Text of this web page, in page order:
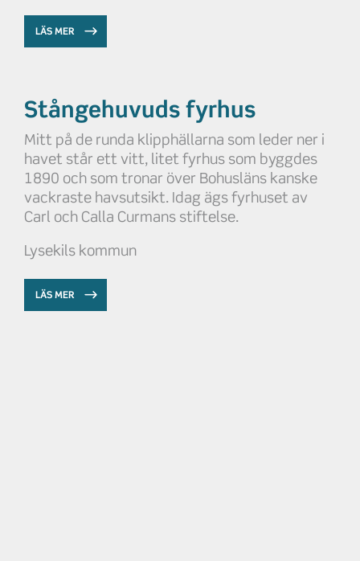
LÄS MER
Stångehuvuds fyrhus
Mitt på de runda klipphällarna som leder ner i
havet står ett vitt, litet fyrhus som byggdes
1890 och som tronar över Bohusläns kanske
vackraste havsutsikt. Idag ägs fyrhuset av
Carl och Calla Curmans stiftelse.
Lysekils kommun
LÄS MER